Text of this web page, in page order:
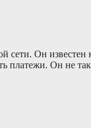
сети. Он известен
платежи. Он не